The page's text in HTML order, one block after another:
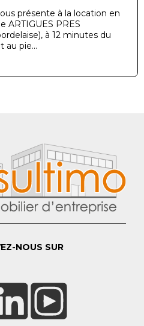
présente à la location en
ARTIGUES PRES
à 12 minutes du
au pie...
NOUS SUR